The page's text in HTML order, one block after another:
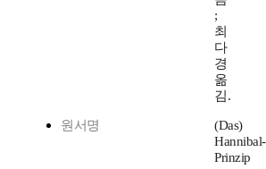
;
최
다
경
옮
김.
원서명
(Das)
Hannibal-
Prinzip